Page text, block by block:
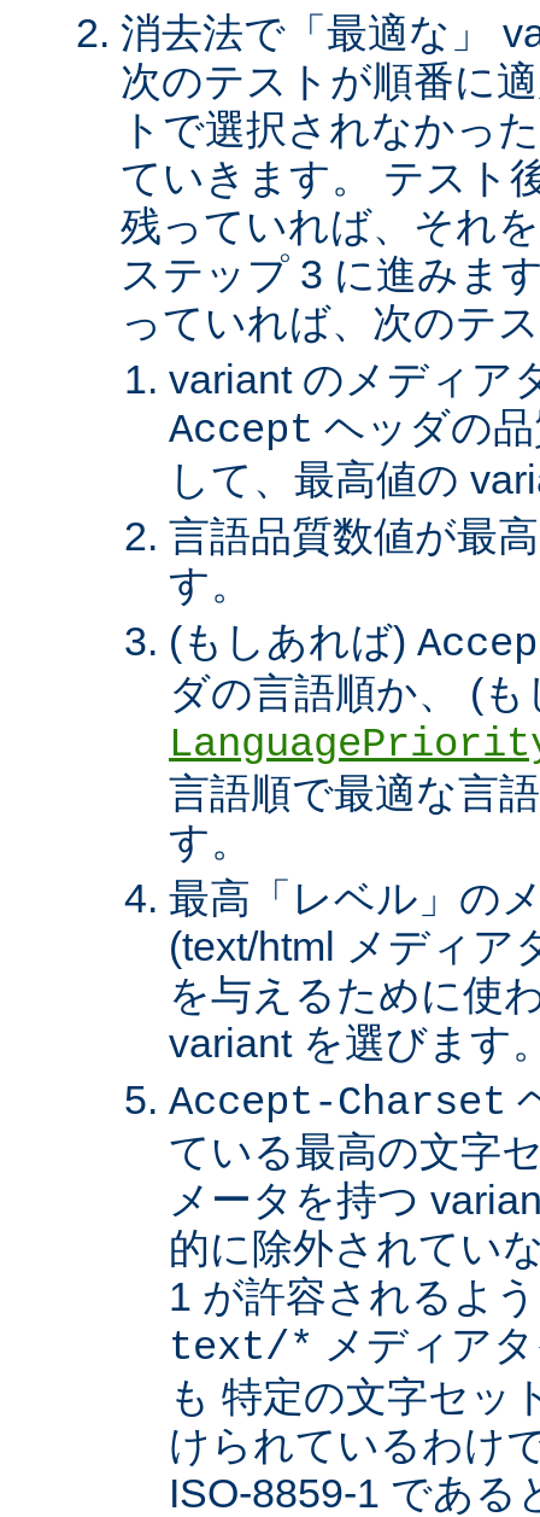
消去法で「最適な」
次のテストが順番に
トで選択されなかっ
ていきます。 テスト
残っていれば、それ
ステップ 3 に進みま
っていれば、次のテ
variant のメディア
Accept ヘッダの
して、最高値の
言語品質数値が最
す。
(もしあれば)
ダの言語順か、 (
言語順で最適な言
す。
最高「レベル」の
(text/html メディア
を与えるために使
variant を選びます
Accept-Charset
ている最高の文字
メータを持つ
的に除外されてい
1 が許容されるよ
text/* メディア
も 特定の文字セッ
けられているわけ
ISO-8859-1 である